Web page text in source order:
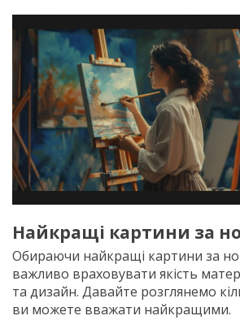
Найкращі картини за
Обираючи найкращі картини за
важливо враховувати якість
та дизайн. Давайте розглянемо
ви можете вважати найкращими.